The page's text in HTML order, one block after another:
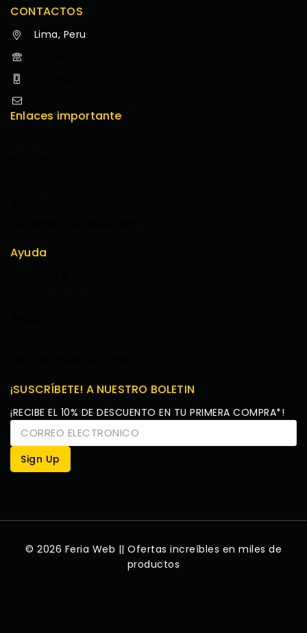
CONTACTOS
Lima, Peru
Enlaces importante
Ayuda
¡SUSCRÍBETE! A NUESTRO BOLETIN
¡RECIBE EL 10% DE DESCUENTO EN TU PRIMERA COMPRA*!
© 2026 Feria Web || Ofertas increíbles en miles de
productos